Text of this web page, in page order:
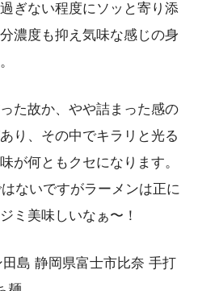
ぎない程度にソッと寄り添
濃度も抑え気味な感じの身
た故か、やや詰まった感の
り、その中でキラリと光る
が何ともクセになります。
ないですがラーメンは正に
ミ美味しいなぁ〜！